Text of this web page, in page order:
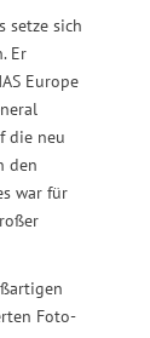
setze sich
Er
Europe
die neu
den
war für
Foto-